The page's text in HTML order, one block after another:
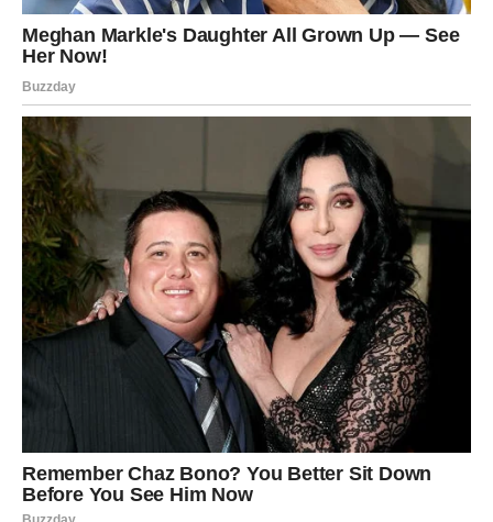
Ribe su danas najromantičniji znak Zodijaka. Intuicija vam
jasno govori ko je pravi za vas.
Zauzeti:nežnost, bliskost i emotivna dubina.
Slobodni:
susret koji deluje sudbinski.
Poruka srca:
verujte osećaju – on zna put.